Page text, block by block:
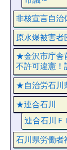
非核宣言自治
原水爆被害者
★金沢市庁舎
不許可違憲！
★自治労石川
★連合石川
連合石川Ｆ
石川県労働者